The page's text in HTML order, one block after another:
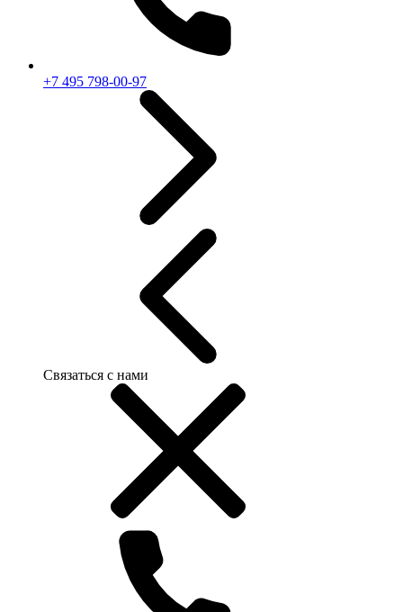
+7 495 798-00-97
Связаться с нами